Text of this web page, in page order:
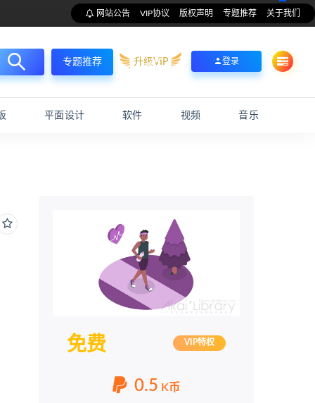
网站公告 VIP协议 版权声明 专题推荐 关于我们
专题推荐 升级VIP 登录
平面设计 软件 视频 音乐
免费 VIP特权
0.5 K币